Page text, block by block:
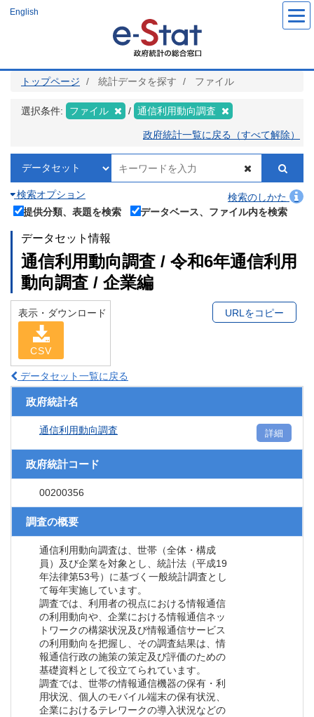
ツ
English
トップページ 統計データを探す ファイル
選択条件: ファイル 通信利用動向調査
政府統計一覧に戻る（すべて解除）
検索オプション
検索のしかた
提供分類、表題を検索
データベース、ファイル内を検索
データセット情報
通信利用動向調査 / 令和6年通信利用
動向調査 / 企業編
表示・ダウンロード
CSV
URLをコピー
データセット一覧に戻る
政府統計名
通信利用動向調査 詳細
政府統計コード
00200356
調査の概要
通信利用動向調査は、世帯（全体・構成
員）及び企業を対象とし、統計法（平成19
年法律第53号）に基づく一般統計調査とし
て毎年実施しています。
調査では、利用者の視点における情報通信
の利用動向や、企業における情報通信ネッ
トワークの構築状況及び情報通信サービス
の利用動向を把握し、その調査結果は、情
報通信行政の施策の策定及び評価のための
基礎資料として役立てられています。
調査では、世帯の情報通信機器の保有・利
用状況、個人のモバイル端末の保有状況、
企業におけるテレワークの導入状況などの